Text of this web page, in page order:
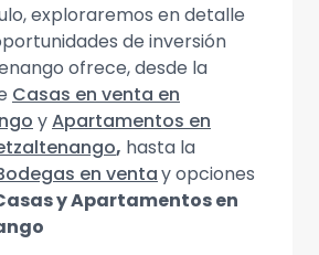
exploraremos en detalle
de inversión
ofrece, desde la
Casas en venta en
yApartamentos en
, hasta la
en ventay opciones
y Apartamentos en